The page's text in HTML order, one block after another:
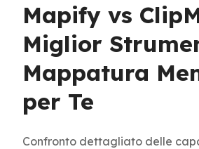
Mapify vs
Miglior
Mappatura
per Te
Confronto dettagliato delle